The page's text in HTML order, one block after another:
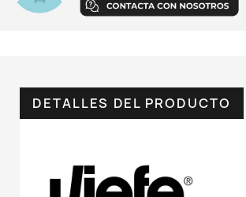
DETALLES DEL PRODUCTO